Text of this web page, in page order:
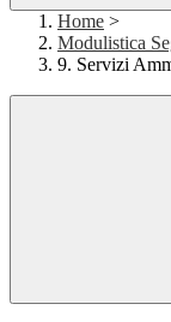
Home >
Modulistica
9. Servizi